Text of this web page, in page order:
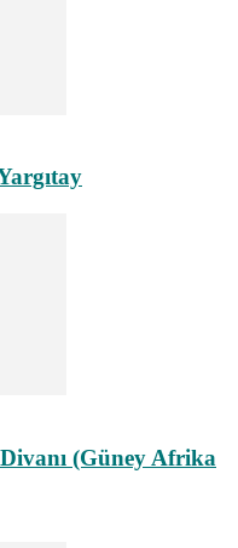
(Güney Afrika